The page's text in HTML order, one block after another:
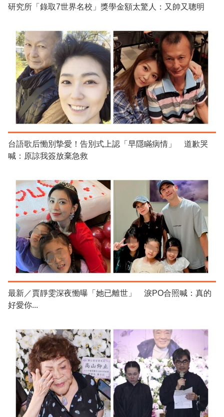
研究所「錄取7世界名校」獎學金額太驚人：又帥又聰明
台語歌后慟別摯愛！告別式上認「早隱瞞病情」 道歉哭
喊：原諒我簽放棄急救
最新／賈靜雯深夜慟曝「她已離世」 淚PO合照喊：真的
好愛你...